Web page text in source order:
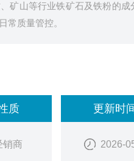
矿山等行业铁矿石及铁粉的
常质量管控。
质
销商
更新时
2026-